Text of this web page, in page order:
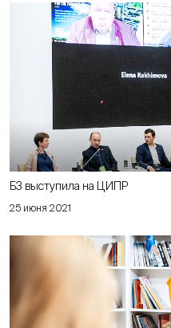
25 июня 2021
Б3 выступила на ЦИПР